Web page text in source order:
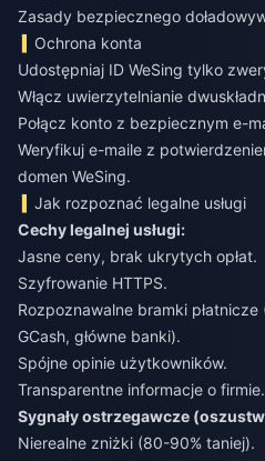
Zasady bezpiecznego
Ochrona konta
Udostępniaj ID WeSing tylko
Włącz uwierzytelnianie
Połącz konto z bezpiecznym e-
Weryfikuj e-maile z
domen WeSing.
Jak rozpoznać legalne usługi
Cechy legalnej usługi:
Jasne ceny, brak ukrytych opłat.
Szyfrowanie HTTPS.
Rozpoznawalne bramki płatnicze
GCash, główne banki).
Spójne opinie użytkowników.
Transparentne informacje o firmie.
Sygnały ostrzegawcze
Nierealne zniżki (80-90% taniej).